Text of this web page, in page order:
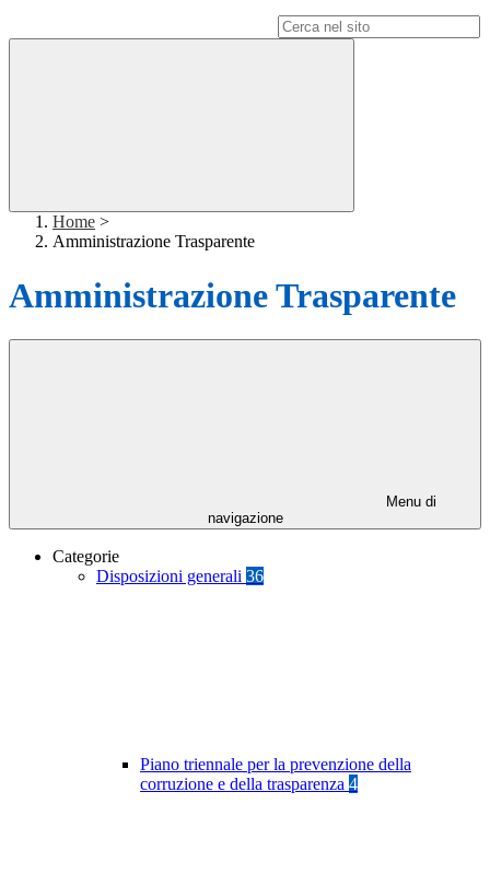
Home >
Amministrazione Trasparente
Amministrazione Trasparente
Menu di
navigazione
Categorie
Disposizioni generali 36
Piano triennale per la prevenzione della
corruzione e della trasparenza 4